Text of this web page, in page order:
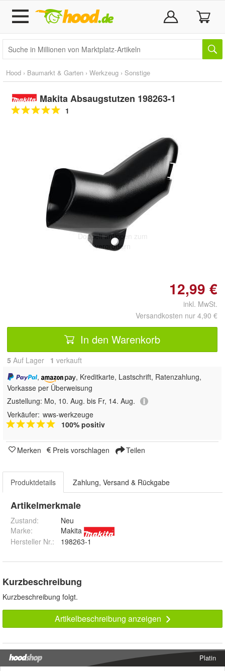
Hood › Baumarkt & Garten › Werkzeug › Sonstige
Makita Absaugstutzen 198263-1
1
Doppelt antippen zum
vergrößern
12,99 €
inkl. MwSt.
Versandkosten nur 4,90 €
In den Warenkorb
5 Auf Lager 1 verkauft
,
, Kreditkarte, Lastschrift, Ratenzahlung,
Vorkasse per Überweisung
Zustellung: Mo, 10. Aug. bis Fr, 14. Aug.
Verkäufer: wws-werkzeuge
100% positiv
Merken Preis vorschlagen Teilen
Produktdetails Zahlung, Versand & Rückgabe
Artikelmerkmale
Zustand:
Neu
Marke:
Makita
Hersteller Nr.:
198263-1
Kurzbeschreibung
Kurzbeschreibung folgt.
Artikelbeschreibung anzeigen
Platin